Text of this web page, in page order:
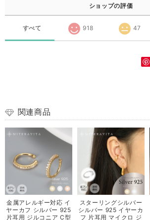
ショップの評価
すべて 918 47
関連商品
金属アレルギー対応 イ
ヤーカフ シルバー 925
片耳用 ジルコニア C型
スターリングシルバー
シルバー 925 イヤーカ
フ 片耳用 マイクロ ジ